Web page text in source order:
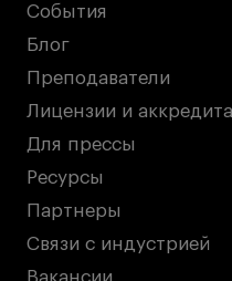
События
Блог
Преподаватели
Лицензии и
Для прессы
Ресурсы
Партнеры
Связи с индустрией
Вакансии